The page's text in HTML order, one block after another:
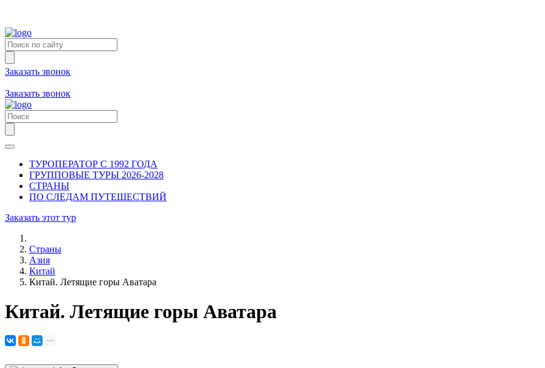
Заказать звонок
Заказать звонок
ТУРОПЕРАТОР С 1992 ГОДА
ГРУППОВЫЕ ТУРЫ 2026-2028
СТРАНЫ
ПО СЛЕДАМ ПУТЕШЕСТВИЙ
Заказать этот тур
Страны
Азия
Китай
Китай. Летящие горы Аватара
Китай. Летящие горы Аватара